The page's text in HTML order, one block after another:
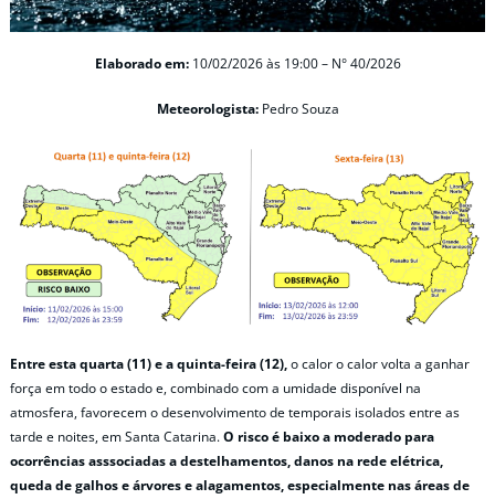
Elaborado em:10/02/2026 às 19:00 – N° 40/2026
Meteorologista: Pedro Souza
Entre esta quarta (11) e a quinta-feira (12),o calor o calor volta a ganhar
força em todo o estado e, combinado com a umidade disponível na
atmosfera, favorecem o desenvolvimento de temporais isolados entre as
tarde e noites, em Santa Catarina.O risco é baixo a moderado para
ocorrências asssociadas a destelhamentos, danos na rede elétrica,
queda de galhos e árvores e alagamentos, especialmente nas áreas de